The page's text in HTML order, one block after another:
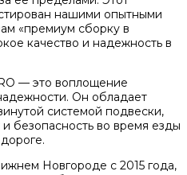
нашими опытными
«премиум сборку в
качество и надежность в
— это воплощение
Он обладает
системой подвески,
безопасность во время езды
Новгороде с 2015 года,